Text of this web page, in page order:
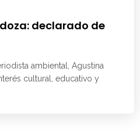
declarado de
ambiental, Agustina
cultural, educativo y